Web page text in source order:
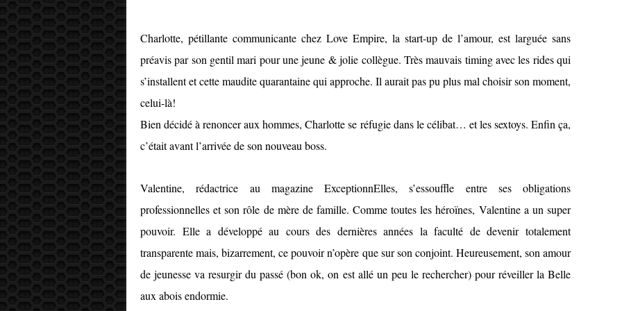
Charlotte, pétillante communicante chez Love Empire, la start-up de l’amour, est larguée sans
préavis par son gentil mari pour une jeune & jolie collègue. Très mauvais timing avec les rides qui
s’installent et cette maudite quarantaine qui approche. Il aurait pas pu plus mal choisir son moment,
celui-là!
Bien décidé à renoncer aux hommes, Charlotte se réfugie dans le célibat… et les sextoys. Enfin ça,
c’était avant l’arrivée de son nouveau boss.
Valentine, rédactrice au magazine ExceptionnElles, s’essouffle entre ses obligations
professionnelles et son rôle de mère de famille. Comme toutes les héroïnes, Valentine a un super
pouvoir. Elle a développé au cours des dernières années la faculté de devenir totalement
transparente mais, bizarrement, ce pouvoir n’opère que sur son conjoint. Heureusement, son amour
de jeunesse va resurgir du passé (bon ok, on est allé un peu le rechercher) pour réveiller la Belle
aux abois endormie.